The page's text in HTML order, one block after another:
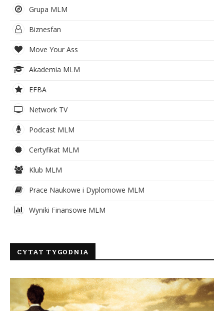
Grupa MLM
Biznesfan
Move Your Ass
Akademia MLM
EFBA
Network TV
Podcast MLM
Certyfikat MLM
Klub MLM
Prace Naukowe i Dyplomowe MLM
Wyniki Finansowe MLM
CYTAT TYGODNIA